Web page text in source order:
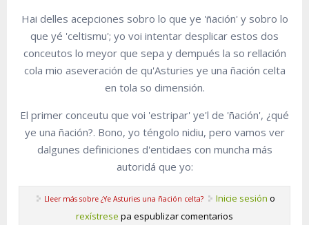
Hai delles acepciones sobro lo que ye 'ñación' y sobro lo
que yé 'celtismu'; yo voi intentar desplicar estos dos
conceutos lo meyor que sepa y dempués la so rellación
cola mio aseveración de qu'Asturies ye una ñación celta
en tola so dimensión.
El primer conceutu que voi 'estripar' ye'l de 'ñación', ¿qué
ye una ñación?. Bono, yo téngolo nidiu, pero vamos ver
dalgunes definiciones d'entidaes con muncha más
autoridá que yo:
Lleer más sobre ¿Ye Asturies una ñación celta? Inicie sesión o
rexístrese pa espublizar comentarios